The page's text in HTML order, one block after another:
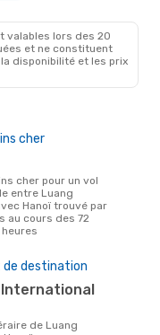
valables lors des 20
et ne constituent
disponibilité et les prix
cher
entre Luang
Hanoï trouvé par
au cours des 72
de destination